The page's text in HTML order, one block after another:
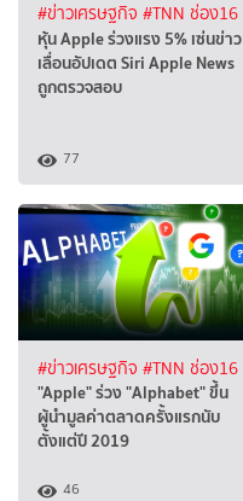
#ข่าวเศรษฐกิจ #TNN ช่อง16
หุ้น Apple ร่วงแรง 5% เซ่นข่าว
เลื่อนอัปเดต Siri Apple News
ถูกตรวจสอบ
77
#ข่าวเศรษฐกิจ #TNN ช่อง16
"Apple" ร่วง "Alphabet" ขึ้น
ผู้นำมูลค่าตลาดครั้งแรกนับ
ตั้งแต่ปี 2019
46